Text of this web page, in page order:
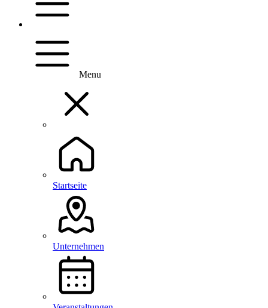
Menu
Startseite
Unternehmen